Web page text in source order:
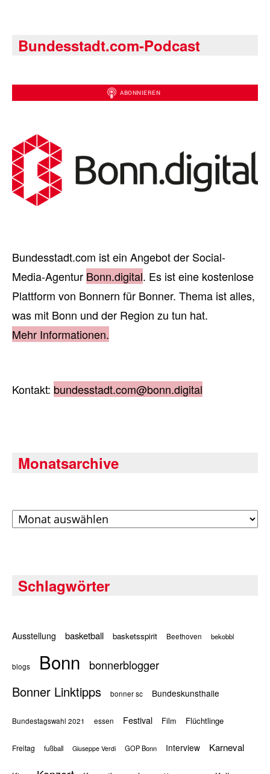
Bundesstadt.com-Podcast
Bundesstadt.com ist ein Angebot der Social-
Media-Agentur Bonn.digital. Es ist eine kostenlose
Plattform von Bonnern für Bonner. Thema ist alles,
was mit Bonn und der Region zu tun hat.
Mehr Informationen.
Kontakt: bundesstadt.com@bonn.digital
Monatsarchive
Archiv
Schlagwörter
Ausstellung basketball basketsspirit Beethoven bekobbl
blogs Bonn bonnerblogger
Bonner Linktipps bonner sc Bundeskunsthalle
Bundestagswahl 2021 essen Festival Film Flüchtlinge
Freitag fußball Giuseppe Verdi GOP Bonn Interview Karneval